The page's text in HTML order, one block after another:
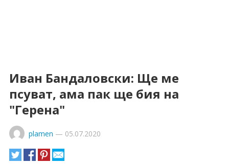
Иван Бандаловски: Ще ме
псуват, ама пак ще бия на
"Герена"
plamen — 05.07.2020